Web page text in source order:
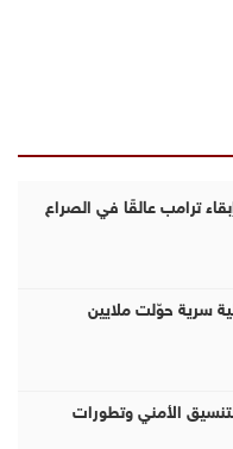
ترامب عالقًا في الصراع
سرية حوّلت ملايين
الأمني وتطورات